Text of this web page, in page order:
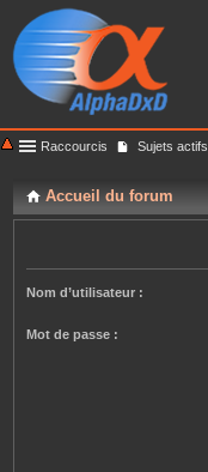
Raccourcis Sujets actifs
Accueil du forum
Nom d’utilisateur :
Mot de passe :